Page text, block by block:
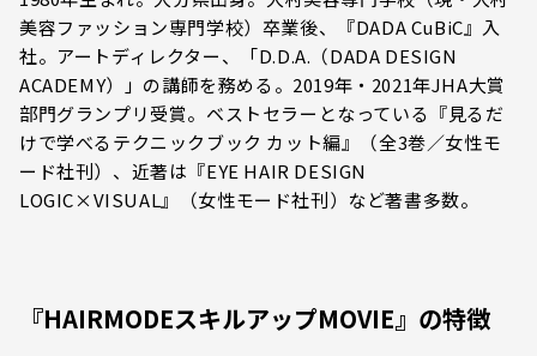
美容ファッション専門学校）卒業後、『DADA CuBiC』入
社。アートディレクター、「D.D.A.（DADA DESIGN
ACADEMY）」の講師を務める。2019年・2021年JHA大賞
部門グランプリ受賞。ベストセラーとなっている『見るだ
けで学べるテクニックブック カット編』（全3巻／女性モ
ード社刊）、近著は『EYE HAIR DESIGN
LOGIC×VISUAL』（女性モード社刊）など著書多数。
『HAIRMODEスキルアップMOVIE』の特徴